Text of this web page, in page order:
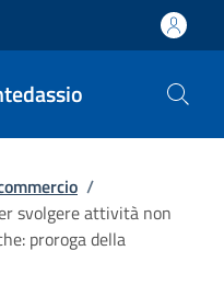
/
svolgere attività non
proroga della